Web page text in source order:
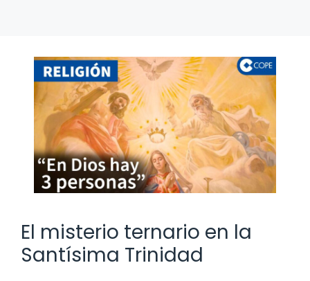
El misterio ternario en la
Santísima Trinidad